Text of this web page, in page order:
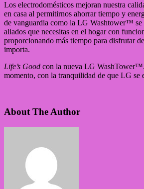
Los electrodomésticos mejoran nuestra
en casa al permitirnos ahorrar tiempo y
de vanguardia como la LG Washtower™ se
aliados que necesitas en el hogar con
proporcionando más tiempo para disfrutar
importa.
Life’s Good con la nueva LG
momento, con la tranquilidad de que LG se
About The Author